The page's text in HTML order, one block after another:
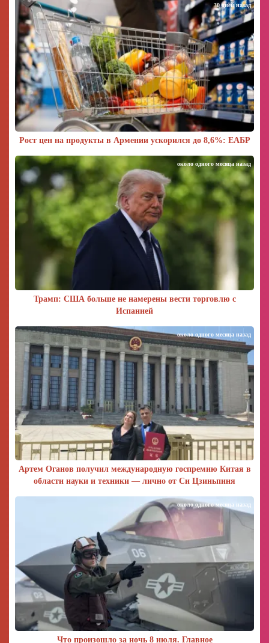
Рост цен на продукты в Армении ускорился до 8,6%: ЕАБР
30 дней назад
Трамп: США больше не намерены вести торговлю с
Испанией
около одного месяца назад
Артем Оганов получил международную госпремию Китая в
области науки и техники — лично от Си Цзиньпиня
около одного месяца назад
Что произошло за ночь 8 июля. Главное
около одного месяца назад